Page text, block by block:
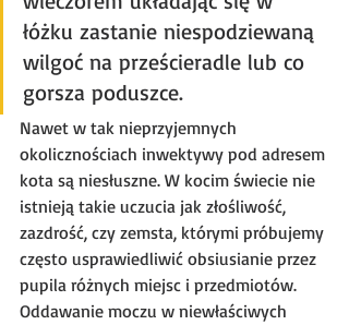
łóżku zastanie niespodziewaną
wilgoć na prześcieradle lub co
gorsza poduszce.
Nawet w tak nieprzyjemnych
okolicznościach inwektywy pod adresem
kota są niesłuszne. W kocim świecie nie
istnieją takie uczucia jak złośliwość,
zazdrość, czy zemsta, którymi próbujemy
często usprawiedliwić obsiusianie przez
pupila różnych miejsc i przedmiotów.
Oddawanie moczu w niewłaściwych